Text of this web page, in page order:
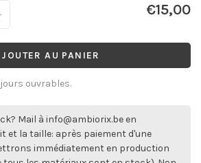
€15,00
AU PANIER
jours ouvrables.
Mail à info@ambiorix.be en
et la taille: après paiement d'une
immédiatement en production